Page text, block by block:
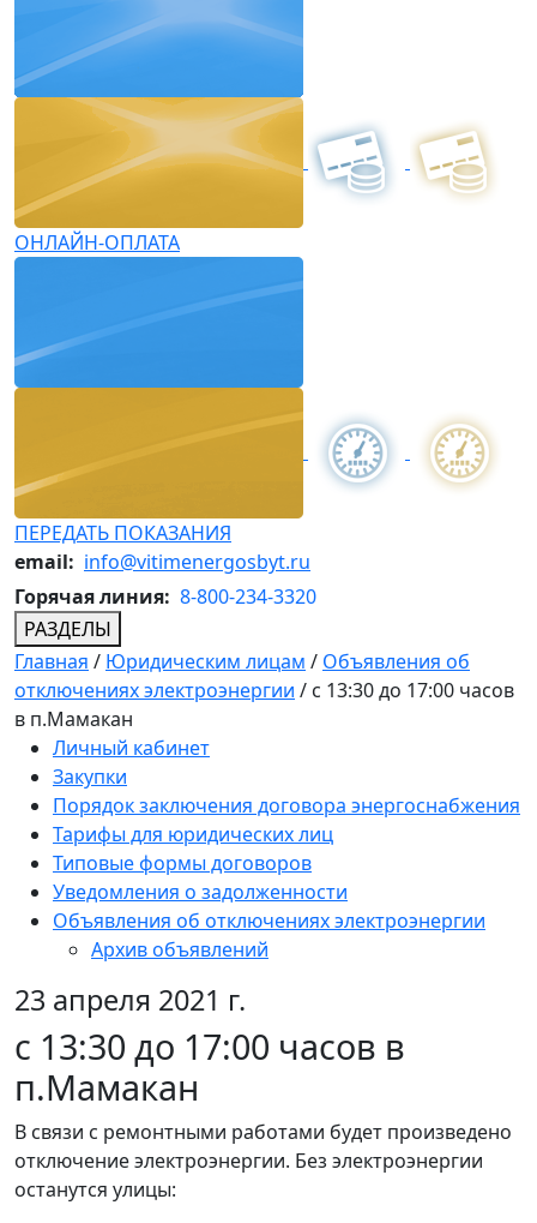
ОНЛАЙН-ОПЛАТА
ПЕРЕДАТЬ ПОКАЗАНИЯ
email: info@vitimenergosbyt.ru
Горячая линия: 8-800-234-3320
РАЗДЕЛЫ
Главная / Юридическим лицам / Объявления об
отключениях электроэнергии / с 13:30 до 17:00 часов
в п.Мамакан
Личный кабинет
Закупки
Порядок заключения договора энергоснабжения
Тарифы для юридических лиц
Типовые формы договоров
Уведомления о задолженности
Объявления об отключениях электроэнергии
Архив объявлений
23 апреля 2021 г.
с 13:30 до 17:00 часов в
п.Мамакан
В связи с ремонтными работами будет произведено
отключение электроэнергии. Без электроэнергии
останутся улицы: